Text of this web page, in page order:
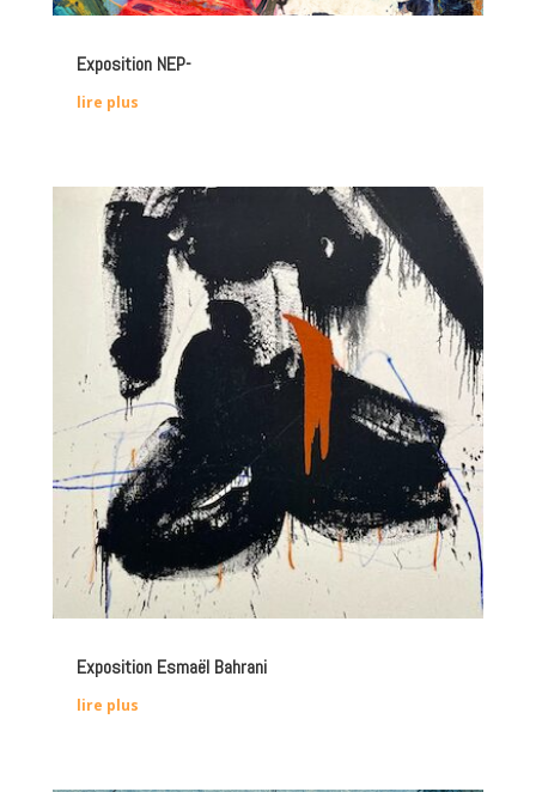
Exposition NEP-
lire plus
Exposition Esmaël Bahrani
lire plus